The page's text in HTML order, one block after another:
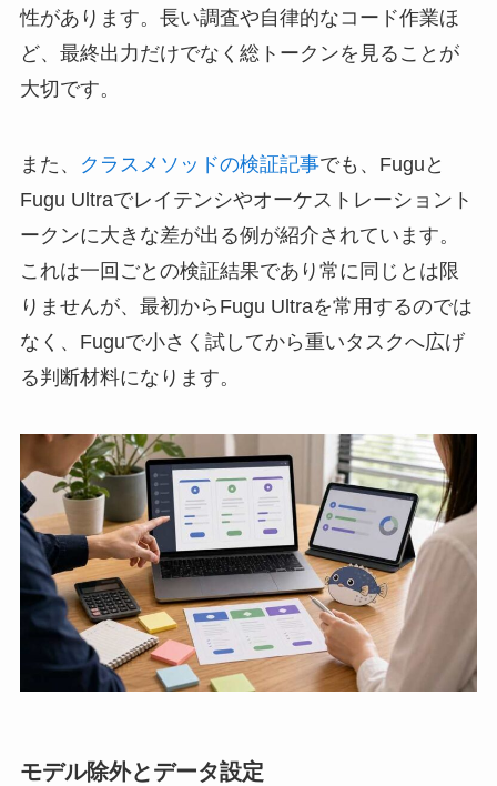
性があります。 長い調査や自律的なコード作業ほ
ど、最終出力だけでなく総トークンを見る ことが
大切です。
また、 クラスメソッドの検証記事でも、Fuguと
Fugu Ultraでレイテンシやオーケストレーショント
ークンに大きな差が出る例が紹介されています。
これは一回ごとの検証結果であり常に同じとは限
りませんが、最初からFugu Ultraを常用するのでは
なく、Fuguで小さく試してから重いタスクへ広げ
る判断材料になります。
モデル除外とデータ設定